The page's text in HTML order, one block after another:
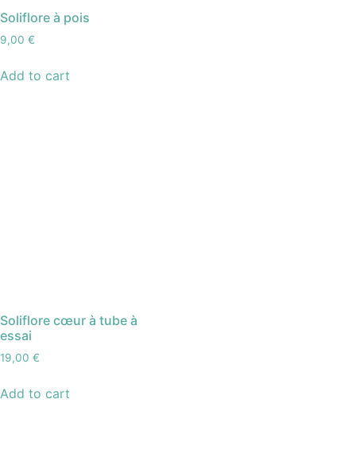
Soliflore à pois
9,00 €
Add to cart
Soliflore cœur à tube à
essai
19,00 €
Add to cart